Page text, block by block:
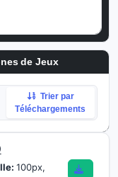
de Jeux
Trier par
Téléchargements
100px,